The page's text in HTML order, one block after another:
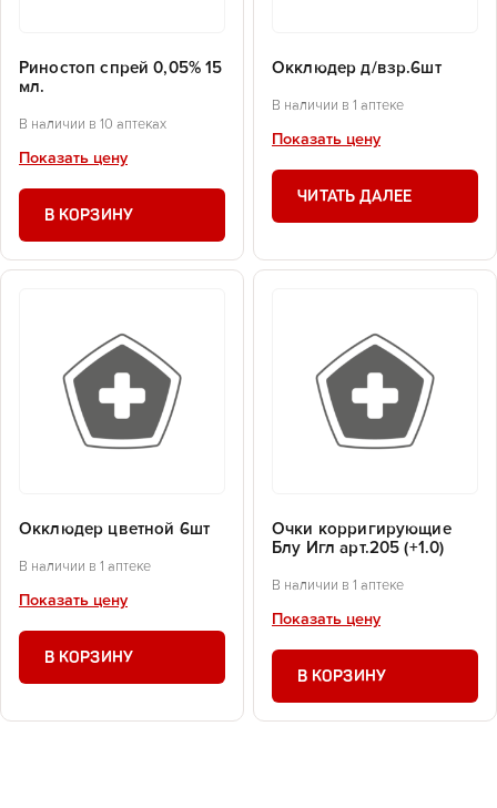
Риностоп спрей 0,05% 15
мл.
В наличии в 10 аптеках
Показать цену
В КОРЗИНУ
Окклюдер д/взр.6шт
В наличии в 1 аптеке
Показать цену
ЧИТАТЬ ДАЛЕЕ
Окклюдер цветной 6шт
В наличии в 1 аптеке
Показать цену
В КОРЗИНУ
Очки корригирующие
Блу Игл арт.205 (+1.0)
В наличии в 1 аптеке
Показать цену
В КОРЗИНУ